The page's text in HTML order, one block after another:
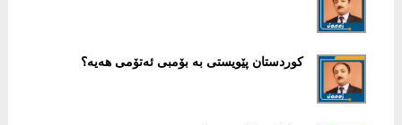
كوردستان پێویستی بە بۆمبی ئەتۆمی هەیە؟